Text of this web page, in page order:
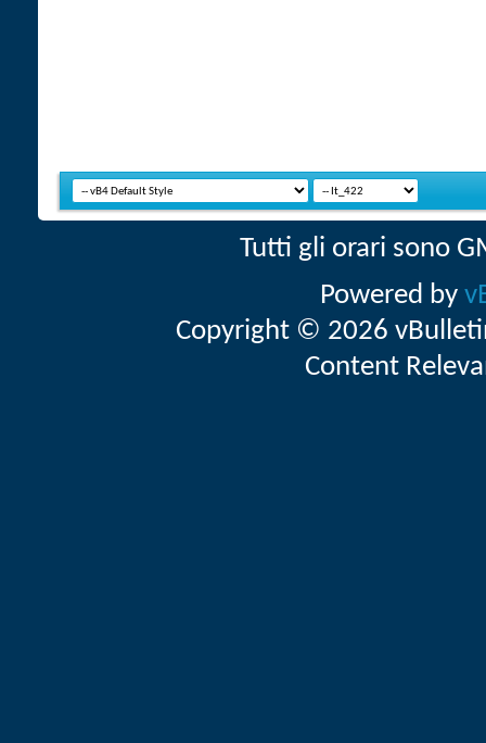
Tutti gli orari sono
Powered by
Copyright © 2026
Content